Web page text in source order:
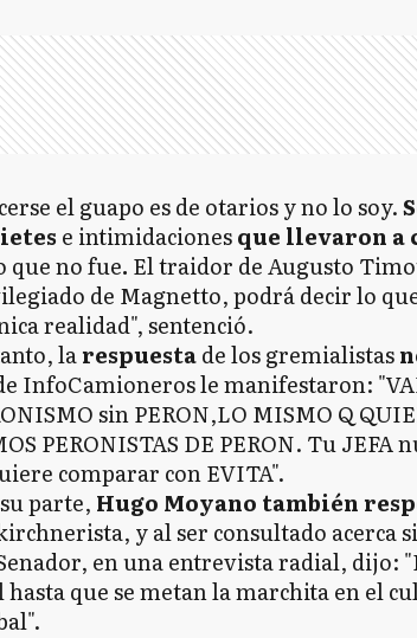
el guapo es de otarios y no lo soy.
e intimidacionesque llevaron a
que no fue. El traidor de Augusto
de Magnetto, podrá decir lo
realidad", sentenció.
larespuestade los gremialistas
InfoCamioneros le manifestaron:
sin PERON,LO MISMO Q
PERONISTAS DE PERON. Tu JEFA
comparar con EVITA".
parte, Hugo Moyano también
y al ser consultado acerca
en una entrevista radial, dijo:
hasta que se metan la marchita en el